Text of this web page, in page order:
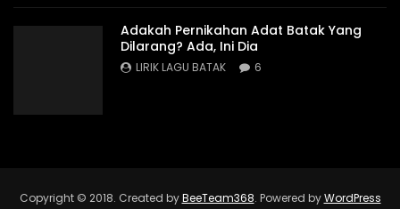
Adakah Pernikahan Adat Batak Yang
Dilarang? Ada, Ini Dia
LIRIK LAGU BATAK 6
Copyright © 2018. Created byBeeTeam368. Powered byWordPress